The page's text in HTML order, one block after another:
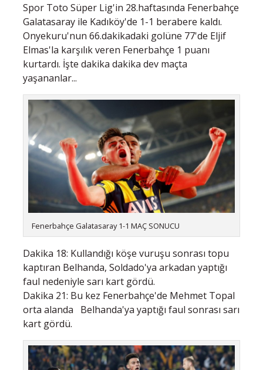
Spor Toto Süper Lig'in 28.haftasında Fenerbahçe
Galatasaray ile Kadıköy'de 1-1 berabere kaldı.
Onyekuru'nun 66.dakikadaki golüne 77'de Eljif
Elmas'la karşılık veren Fenerbahçe 1 puanı
kurtardı. İşte dakika dakika dev maçta
yaşananlar...
Fenerbahçe Galatasaray 1-1 MAÇ SONUCU
Dakika 18: Kullandığı köşe vuruşu sonrası topu
kaptıran Belhanda, Soldado'ya arkadan yaptığı
faul nedeniyle sarı kart gördü.
Dakika 21: Bu kez Fenerbahçe'de Mehmet Topal
orta alanda Belhanda'ya yaptığı faul sonrası sarı
kart gördü.